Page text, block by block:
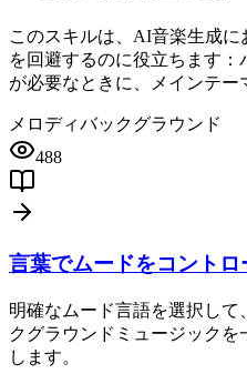
このスキルは、AI音楽生成
を回避するのに役立ちます
が必要なときに、メインテー
メロディバックグラウンド
488
言葉でムードをコントロ
明確なムード言語を選択し
クグラウンドミュージック
します。